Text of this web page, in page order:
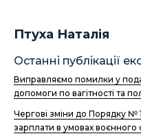
Птуха Наталія
Останні публікації
Виправляємо помилки у
допомоги по вагітності та
Чергові зміни до Порядку №
зарплати в умовах воєнного